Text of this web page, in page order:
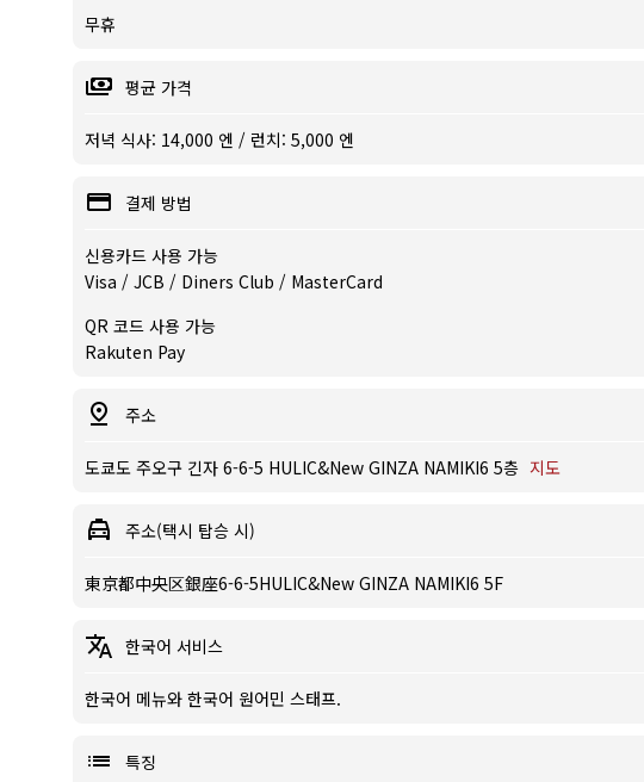
무휴
평균 가격
저녁 식사: 14,000 엔 / 런치: 5,000 엔
결제 방법
신용카드 사용 가능
Visa / JCB / Diners Club / MasterCard
QR 코드 사용 가능
Rakuten Pay
주소
도쿄도 주오구 긴자 6-6-5 HULIC&New GINZA NAMIKI6 5층 지도
주소(택시 탑승 시)
東京都中央区銀座6-6-5HULIC&New GINZA NAMIKI6 5F
한국어 서비스
한국어 메뉴와 한국어 원어민 스태프.
특징